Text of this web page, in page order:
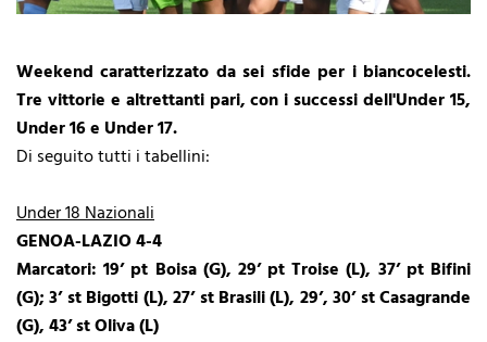
Weekend caratterizzato da sei sfide per i biancocelesti.
Tre vittorie e altrettanti pari, con i successi dell'Under 15,
Under 16 e Under 17.
Di seguito tutti i tabellini:
Under 18 Nazionali
GENOA-LAZIO 4-4
Marcatori:19’ pt Boisa (G), 29’ pt Troise (L), 37’ pt Bifini
(G); 3’ st Bigotti (L), 27’ st Brasili (L), 29’, 30’ st Casagrande
(G), 43’ st Oliva (L)